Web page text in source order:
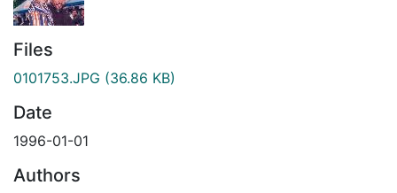
Files
0101753.JPG (36.86 KB)
Date
1996-01-01
Authors